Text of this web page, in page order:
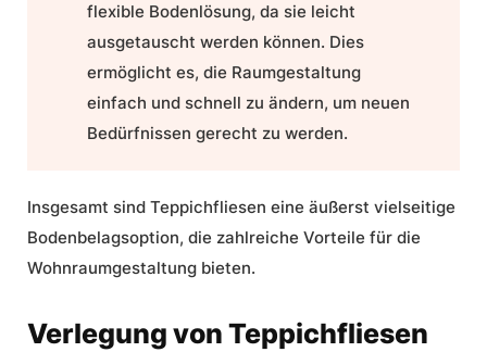
flexible Bodenlösung, da sie leicht
ausgetauscht werden können. Dies
ermöglicht es, die Raumgestaltung
einfach und schnell zu ändern, um neuen
Bedürfnissen gerecht zu werden.
Insgesamt sind Teppichfliesen eine äußerst vielseitige
Bodenbelagsoption, die zahlreiche Vorteile für die
Wohnraumgestaltung bieten.
Verlegung von Teppichfliesen